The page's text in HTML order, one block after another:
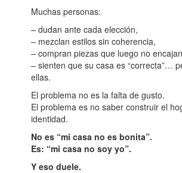
Muchas personas:
– dudan ante cada elección,
– mezclan estilos sin coherencia,
– compran piezas que luego no
– sienten que su casa es “correcta”…
ellas.
El problema no es la falta de gusto.
El problema es no saber construir el
identidad.
No es “mi casa no es bonita”.
Es: “mi casa no soy yo”.
Y eso duele.